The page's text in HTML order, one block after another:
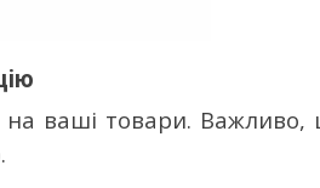
ваші товари. Важливо,